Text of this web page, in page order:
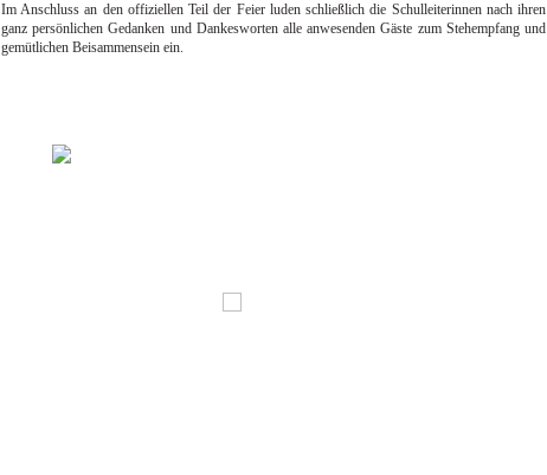
Im Anschluss an den offiziellen Teil der Feier luden schließlich die Schulleiterinnen nach ihren
ganz persönlichen Gedanken und Dankesworten alle anwesenden Gäste zum Stehempfang und
gemütlichen Beisammensein ein.